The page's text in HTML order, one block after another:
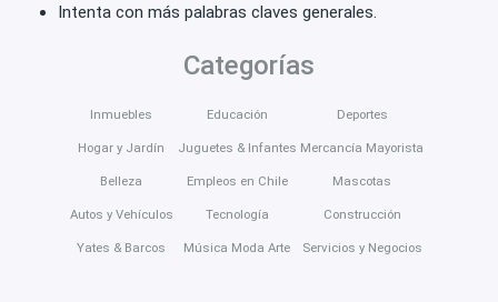
Intenta con más palabras claves generales.
Categorías
Inmuebles
Hogar y Jardín
Belleza
Autos y Vehículos
Yates & Barcos
Educación
Juguetes & Infantes
Empleos en Chile
Tecnología
Música Moda Arte
Deportes
Mercancía Mayorista
Mascotas
Construcción
Servicios y Negocios